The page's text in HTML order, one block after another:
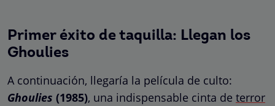
Primer éxito de taquilla: Llegan los
Ghoulies
A continuación, llegaría la película de culto:
Ghoulies (1985), una indispensable cinta de terror